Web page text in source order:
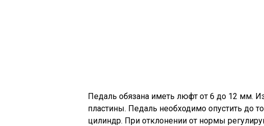
Педаль обязана иметь люфт от 6 до 12 мм.
пластины. Педаль необходимо опустить до
цилиндр. При отклонении от нормы